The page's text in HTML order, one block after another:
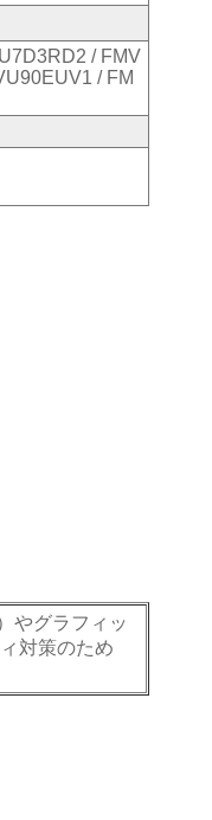
/ FMV
/ FM
やグラフィッ
対策のため